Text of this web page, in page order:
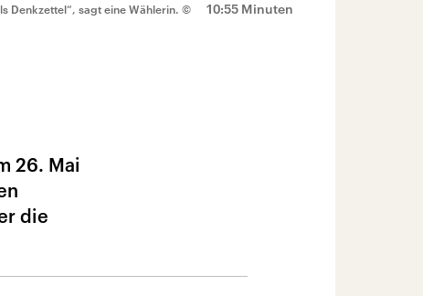
10:55 Minuten
Denkzettel“, sagt eine Wählerin. ©
26. Mai
die